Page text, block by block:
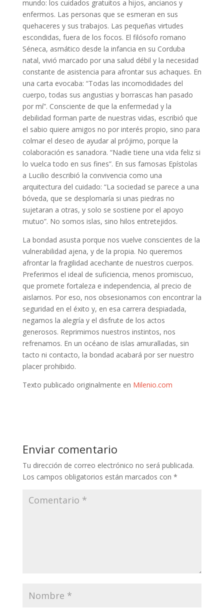
mundo: los cuidados gratuitos a hijos, ancianos y
enfermos. Las personas que se esmeran en sus
quehaceres y sus trabajos. Las pequeñas virtudes
escondidas, fuera de los focos. El filósofo romano
Séneca, asmático desde la infancia en su Corduba
natal, vivió marcado por una salud débil y la necesidad
constante de asistencia para afrontar sus achaques. En
una carta evocaba: “Todas las incomodidades del
cuerpo, todas sus angustias y borrascas han pasado
por mí”. Consciente de que la enfermedad y la
debilidad forman parte de nuestras vidas, escribió que
el sabio quiere amigos no por interés propio, sino para
colmar el deseo de ayudar al prójimo, porque la
colaboración es sanadora. “Nadie tiene una vida feliz si
lo vuelca todo en sus fines”. En sus famosas Epístolas
a Lucilio describió la convivencia como una
arquitectura del cuidado: “La sociedad se parece a una
bóveda, que se desplomaría si unas piedras no
sujetaran a otras, y solo se sostiene por el apoyo
mutuo”. No somos islas, sino hilos entretejidos.
La bondad asusta porque nos vuelve conscientes de la
vulnerabilidad ajena, y de la propia. No queremos
afrontar la fragilidad acechante de nuestros cuerpos.
Preferimos el ideal de suficiencia, menos promiscuo,
que promete fortaleza e independencia, al precio de
aislarnos. Por eso, nos obsesionamos con encontrar la
seguridad en el éxito y, en esa carrera despiadada,
negamos la alegría y el disfrute de los actos
generosos. Reprimimos nuestros instintos, nos
refrenamos. En un océano de islas amuralladas, sin
tacto ni contacto, la bondad acabará por ser nuestro
placer prohibido.
Texto publicado originalmente en Milenio.com
Enviar comentario
Tu dirección de correo electrónico no será publicada.
Los campos obligatorios están marcados con *